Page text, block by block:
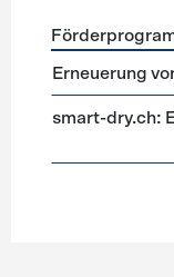
Erneuerung
smart-dry.ch: